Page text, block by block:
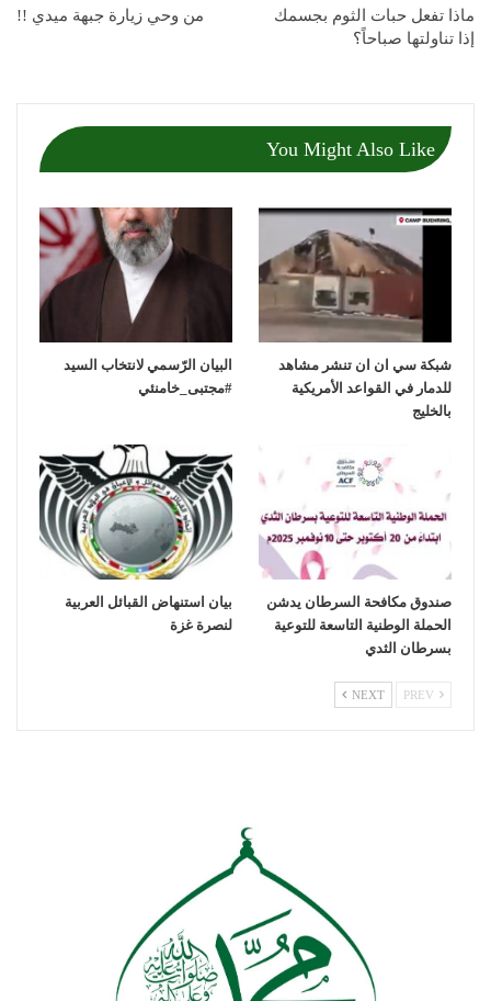
ماذا تفعل حبات الثوم بجسمك
إذا تناولتها صباحاً؟
من وحي زيارة جبهة ميدي !!
You Might Also Like
شبكة سي ان ان تنشر مشاهد
للدمار في القواعد الأمريكية
بالخليج
‏البيان الرّسمي لانتخاب السيد
صندوق مكافحة السرطان يدشن
الحملة الوطنية التاسعة للتوعية
بسرطان الثدي
بيان استنهاض القبائل العربية
لنصرة غزة
NEXT